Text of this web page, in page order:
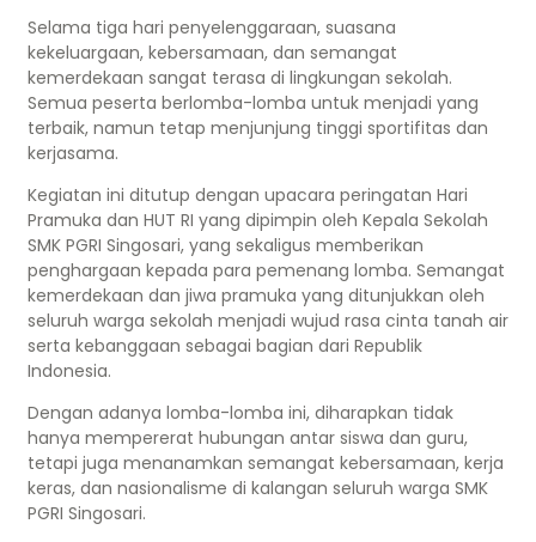
Selama tiga hari penyelenggaraan, suasana
kekeluargaan, kebersamaan, dan semangat
kemerdekaan sangat terasa di lingkungan sekolah.
Semua peserta berlomba-lomba untuk menjadi yang
terbaik, namun tetap menjunjung tinggi sportifitas dan
kerjasama.
Kegiatan ini ditutup dengan upacara peringatan Hari
Pramuka dan HUT RI yang dipimpin oleh Kepala Sekolah
SMK PGRI Singosari, yang sekaligus memberikan
penghargaan kepada para pemenang lomba. Semangat
kemerdekaan dan jiwa pramuka yang ditunjukkan oleh
seluruh warga sekolah menjadi wujud rasa cinta tanah air
serta kebanggaan sebagai bagian dari Republik
Indonesia.
Dengan adanya lomba-lomba ini, diharapkan tidak
hanya mempererat hubungan antar siswa dan guru,
tetapi juga menanamkan semangat kebersamaan, kerja
keras, dan nasionalisme di kalangan seluruh warga SMK
PGRI Singosari.